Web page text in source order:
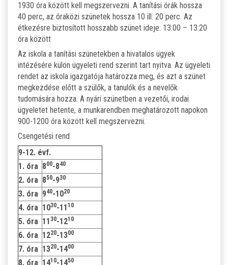
1930 óra között kell megszervezni. A tanítási órák hossza
40 perc, az óraközi szünetek hossza 10 ill. 20 perc. Az
étkezésre biztosított hosszabb szünet ideje: 13:00 – 13:20
óra között
Az iskola a tanítási szünetekben a hivatalos ügyek
intézésére külön ügyeleti rend szerint tart nyitva. Az ügyeleti
rendet az iskola igazgatója határozza meg, és azt a szünet
megkezdése előtt a szülők, a tanulók és a nevelők
tudomására hozza. A nyári szünetben a vezetői, irodai
ügyeletet hetente, a munkarendben meghatározott napokon
900-1200 óra között kell megszervezni.
Csengetési rend
9-12. évf.
1. óra 800-840
2. óra 850-930
3. óra 940-1020
4. óra 1030-11 10
5. óra 11 30-1210
6. óra 1220-1300
7. óra 1320-1400
8. óra 1410-1450